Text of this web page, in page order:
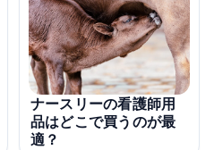
ナースリーの看護師用
品はどこで買うのが最
適？